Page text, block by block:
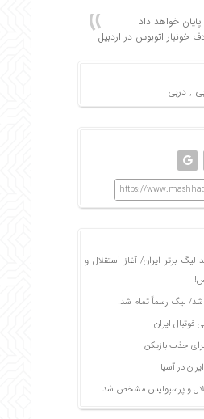
خواهد داد
خونبار اتوبوس در اردبیل
, دربی
https://
برتر ایران/ آغاز استقلال و
ایران
جذب بازیکن
در آسیا
و پرسپولیس مشخص شد